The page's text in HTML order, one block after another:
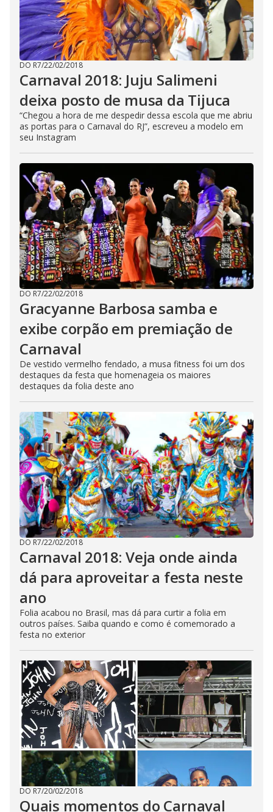
DO R7/22/02/2018
Carnaval 2018: Juju Salimeni
deixa posto de musa da Tijuca
“Chegou a hora de me despedir dessa escola que me abriu
as portas para o Carnaval do RJ”, escreveu a modelo em
seu Instagram
DO R7/22/02/2018
Gracyanne Barbosa samba e
exibe corpão em premiação de
Carnaval
De vestido vermelho fendado, a musa fitness foi um dos
destaques da festa que homenageia os maiores
destaques da folia deste ano
DO R7/22/02/2018
Carnaval 2018: Veja onde ainda
dá para aproveitar a festa neste
ano
Folia acabou no Brasil, mas dá para curtir a folia em
outros países. Saiba quando e como é comemorado a
festa no exterior
DO R7/20/02/2018
Quais momentos do Carnaval